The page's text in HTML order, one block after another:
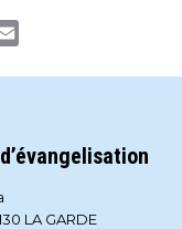
LA GARDE